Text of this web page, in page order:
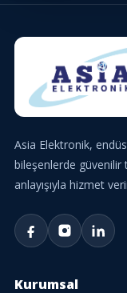
Asia Elektronik,
bileşenlerde
anlayışıyla hizmet
Kurumsal